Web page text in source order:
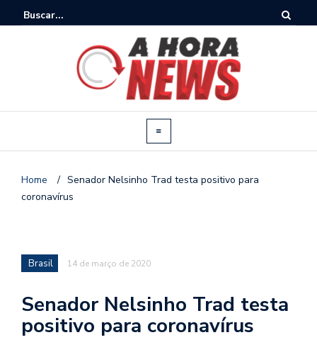
Home / Senador Nelsinho Trad testa positivo para
coronavírus
Brasil 14 de março de 2020
Senador Nelsinho Trad testa
positivo para coronavírus